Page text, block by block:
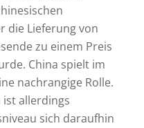
die Lieferung von
zu einem Preis
China spielt im
nachrangige Rolle.
ist allerdings
sich daraufhin